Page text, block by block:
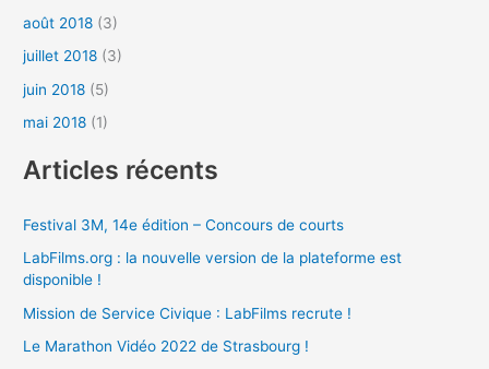
août 2018 (3)
juillet 2018 (3)
juin 2018 (5)
mai 2018 (1)
Articles récents
Festival 3M, 14e édition – Concours de courts
LabFilms.org : la nouvelle version de la plateforme est
disponible !
Mission de Service Civique : LabFilms recrute !
Le Marathon Vidéo 2022 de Strasbourg !